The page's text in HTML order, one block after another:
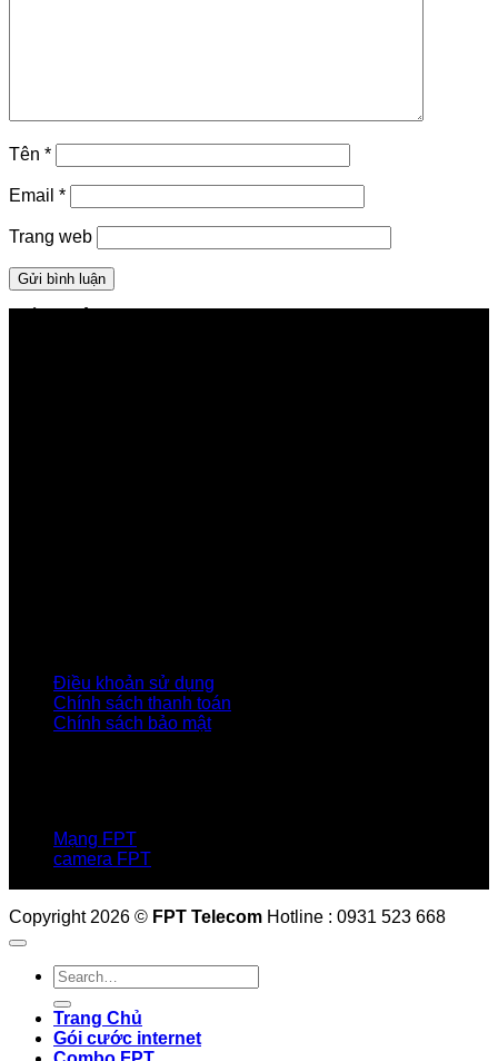
Tên *
Email *
Trang web
Điều khoản sử dụng
Chính sách thanh toán
Chính sách bảo mật
Mạng FPT
camera FPT
Copyright 2026 © FPT Telecom Hotline : 0931 523 668
Trang Chủ
Gói cước internet